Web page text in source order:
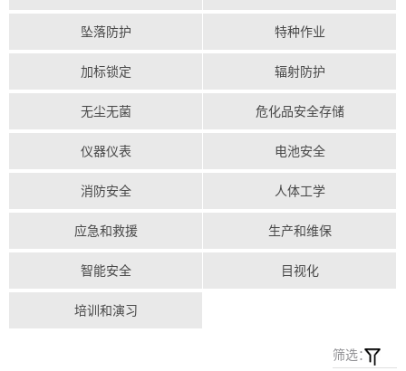
坠落防护 特种作业
加标锁定 辐射防护
无尘无菌 危化品安全存储
仪器仪表 电池安全
消防安全 人体工学
应急和救援 生产和维保
智能安全 目视化
培训和演习
筛选：